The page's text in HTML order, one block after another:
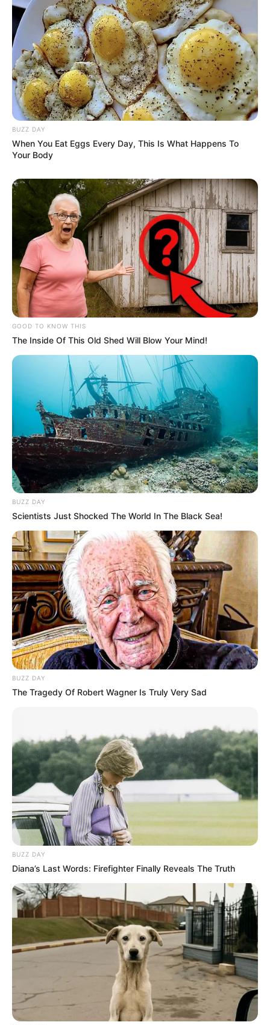
(foto: instagram/kelsforbeauty)
4. Cocok untuk cewek Indonesia nih, perpaduan
hitam pada bagian ujung. Tinggal melakukan
bleaching pada bagian akar rambut
(foto: instagram/cassiethatgirl)
5. Untuk rambut model lurus ini menggabungkan
warna stroberi dengan warna merah pada bagian
ujung
BUZZ DAY
When You Eat Eggs Every Day, This Is What Happens To
Your Body
GOOD TO KNOW THIS
The Inside Of This Old Shed Will Blow Your Mind!
BUZZ DAY
Scientists Just Shocked The World In The Black Sea!
BUZZ DAY
The Tragedy Of Robert Wagner Is Truly Very Sad
BUZZ DAY
Diana’s Last Words: Firefighter Finally Reveals The Truth